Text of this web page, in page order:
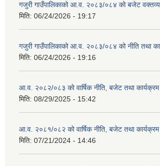
गजुरी गाउँपालिकाको आ.व. २०८३/०८४ को बजेट वक्तव्य
मिति: 06/24/2026 - 19:17
गजुरी गाउँपालिकाको आ.व. २०८३/०८४ को नीति तथा
मिति: 06/24/2026 - 19:16
आ.व. २०८२/०८३ को वार्षिक नीति, बजेट तथा कार्यक्रम
मिति: 08/29/2025 - 15:42
आ.व. २०८१/०८२ को वार्षिक नीति, बजेट तथा कार्यक्रम
मिति: 07/21/2024 - 14:46